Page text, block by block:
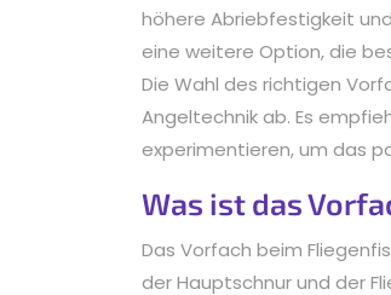
höhere Abriebfestigkeit
eine weitere Option, die
Die Wahl des richtigen
Angeltechnik ab. Es
experimentieren, um das
Was ist das
Das Vorfach beim
der Hauptschnur und der